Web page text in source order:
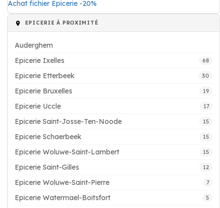
Achat fichier Epicerie -20%
EPICERIE À PROXIMITÉ
Auderghem
Epicerie Ixelles
68
Epicerie Etterbeek 30
Epicerie Bruxelles 19
Epicerie Uccle 17
Epicerie Saint-Josse-Ten-Noode 15
Epicerie Schaerbeek 15
Epicerie Woluwe-Saint-Lambert 15
Epicerie Saint-Gilles 12
Epicerie Woluwe-Saint-Pierre 7
Epicerie Watermael-Boitsfort 5